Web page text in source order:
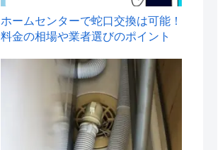
ホームセンターで蛇口交換は可能！
料金の相場や業者選びのポイント